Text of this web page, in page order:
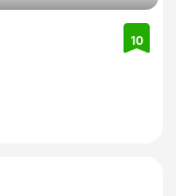
10